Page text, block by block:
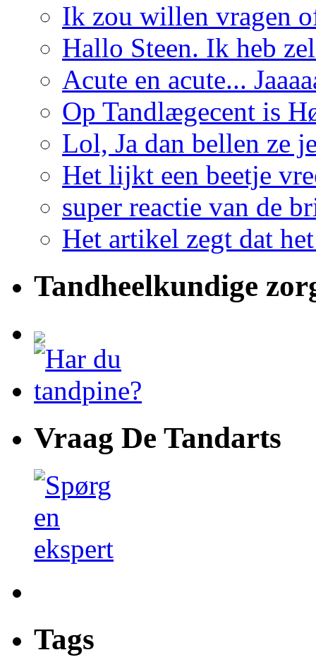
Ik zou willen vragen
Hallo Steen. Ik heb
Acute en acute...
Op Tandlægecent is
Lol, Ja dan bellen ze
Het lijkt een beetje
super reactie van de
Het artikel zegt dat
Tandheelkundige
Vraag De Tandarts
Tags